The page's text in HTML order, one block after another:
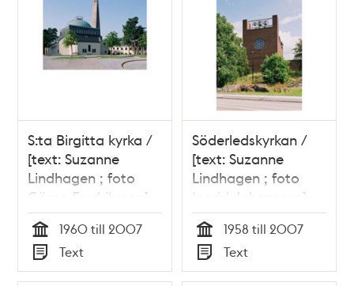
S:ta Birgitta kyrka /
[text: Suzanne
Lindhagen ; foto
Göran Fredriksson]
Tid
1960 till 2007
Typ
Text
Söderledskyrkan /
[text: Suzanne
Lindhagen ; foto
Ingrid Johansson]
Tid
1958 till 2007
Typ
Text